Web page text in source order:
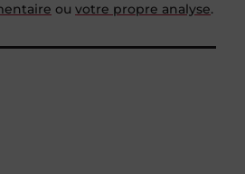
ou votre propre analyse.